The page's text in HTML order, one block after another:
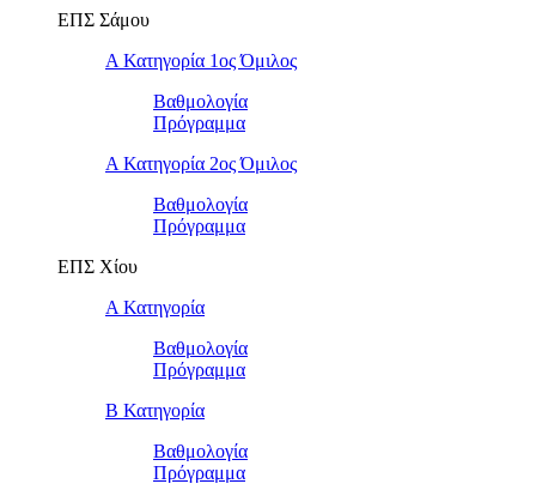
ΕΠΣ Σάμου
Α Κατηγορία 1ος Όμιλος
Βαθμολογία
Πρόγραμμα
Α Κατηγορία 2ος Όμιλος
Βαθμολογία
Πρόγραμμα
ΕΠΣ Χίου
Α Κατηγορία
Βαθμολογία
Πρόγραμμα
Β Κατηγορία
Βαθμολογία
Πρόγραμμα